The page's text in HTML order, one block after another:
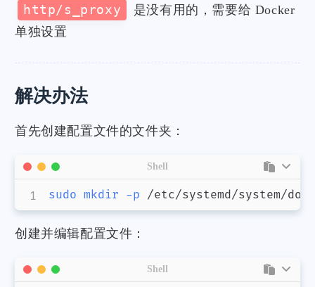
http/s_proxy
是没有用的，需要给 Docker
单独设置
解决办法
首先创建配置文件的文件夹：
sudo mkdir -p /etc/systemd/system/
Shell
创建并编辑配置文件：
Shell